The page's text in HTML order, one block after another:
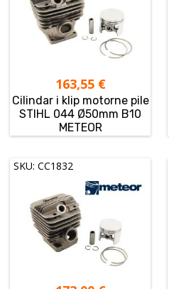
163,55 €
Cilindar i klip motorne pile
STIHL 044 Ø50mm B10
METEOR
SKU: CC1832